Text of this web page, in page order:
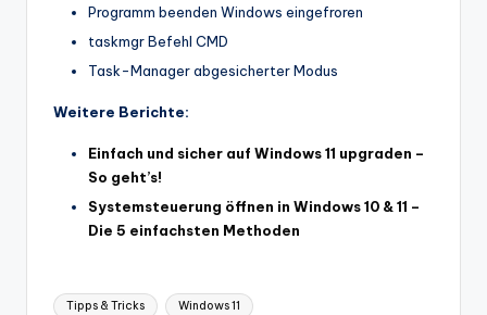
Programm beenden Windows eingefroren
taskmgr Befehl CMD
Task-Manager abgesicherter Modus
Weitere Berichte:
Einfach und sicher auf Windows 11 upgraden –
So geht’s!
Systemsteuerung öffnen in Windows 10 & 11 –
Die 5 einfachsten Methoden
Tags:
Tipps & Tricks Windows 11